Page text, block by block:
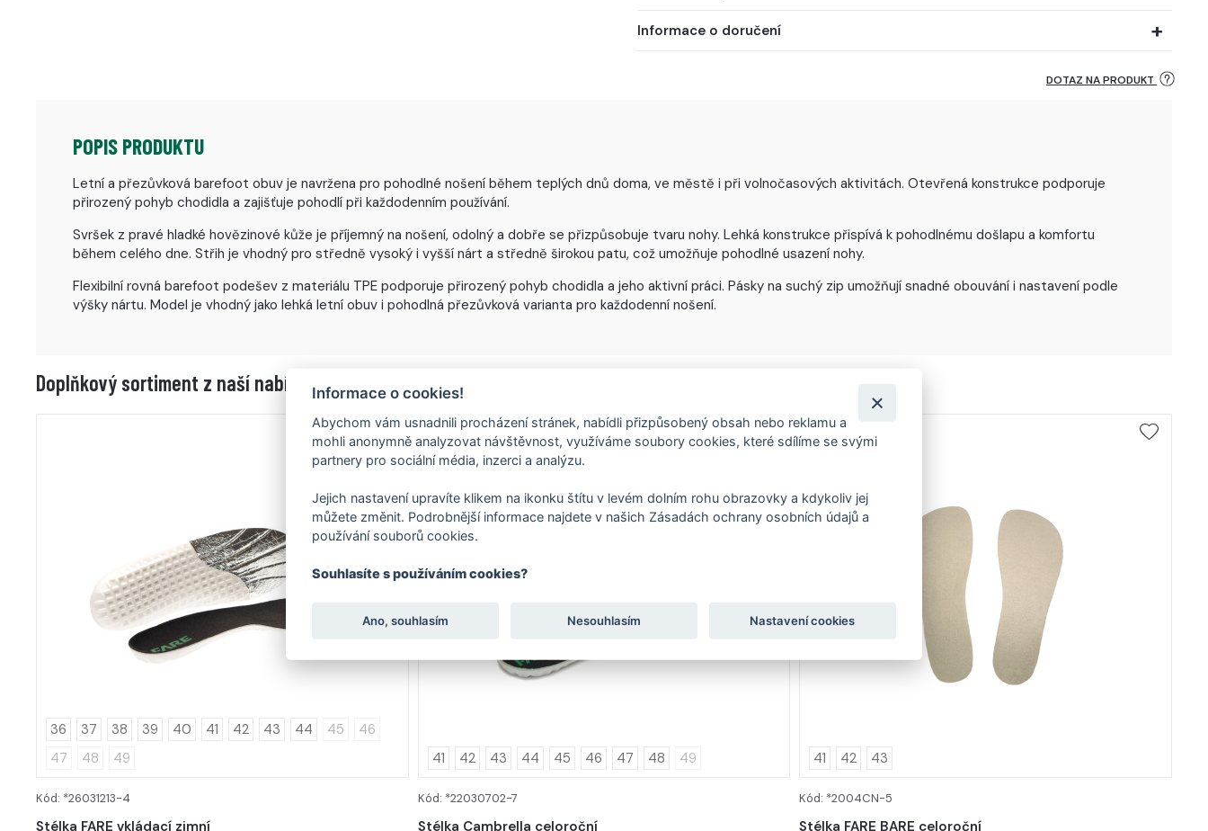
Informace o doručení
DOTAZ NA PRODUKT
POPIS PRODUKTU
Letní a přezůvková barefoot obuv je navržena pro pohodlné nošení během teplých dnů doma, ve městě i při volnočasových aktivitách. Otevřená konstrukce podporuje
přirozený pohyb chodidla a zajišťuje pohodlí při každodenním používání.
Svršek z pravé hladké hovězinové kůže je příjemný na nošení, odolný a dobře se přizpůsobuje tvaru nohy. Lehká konstrukce přispívá k pohodlnému došlapu a komfortu
během celého dne. Střih je vhodný pro středně vysoký i vyšší nárt a středně širokou patu, což umožňuje pohodlné usazení nohy.
Flexibilní rovná barefoot podešev z materiálu TPE podporuje přirozený pohyb chodidla a jeho aktivní práci. Pásky na suchý zip umožňují snadné obouvání i nastavení podle
výšky nártu. Model je vhodný jako lehká letní obuv i pohodlná přezůvková varianta pro každodenní nošení.
Doplňkový sortiment z naší nabídky
36 37 38 39 40 41 42 43 44 45
46
47
48 49
Kód: *26031213-4
Stélka FARE vkládací zimní
41 42 43 44 45 46 47 48 49
Kód: *22030702-7
Stélka Cambrella celoroční
41 42 43
Kód: *2004CN-5
Stélka FARE BARE celoroční
Informace o cookies!
Abychom vám usnadnili procházení stránek, nabídli přizpůsobený obsah nebo reklamu a
mohli anonymně analyzovat návštěvnost, využíváme soubory cookies, které sdílíme se svými
partnery pro sociální média, inzerci a analýzu.
Jejich nastavení upravíte klikem na ikonku štítu v levém dolním rohu obrazovky a kdykoliv jej
můžete změnit. Podrobnější informace najdete v našich Zásadách ochrany osobních údajů a
používání souborů cookies.
Souhlasíte s používáním cookies?
Ano, souhlasím Nesouhlasím Nastavení cookies